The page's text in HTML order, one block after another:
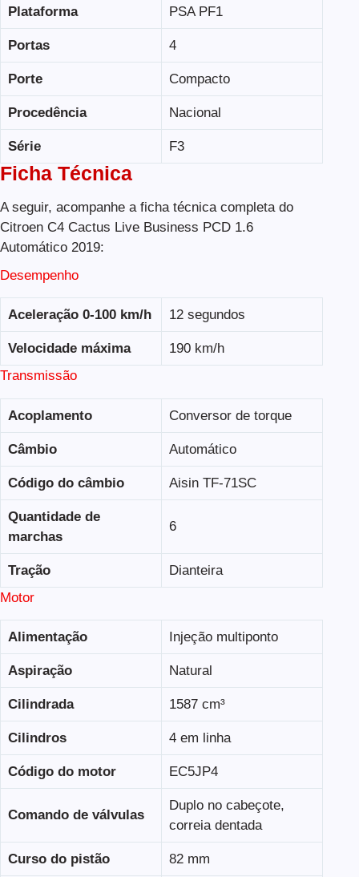
Plataforma PSA PF1
Portas 4
Porte Compacto
Procedência Nacional
Série F3
Ficha Técnica
A seguir, acompanhe a ficha técnica completa do
Citroen C4 Cactus Live Business PCD 1.6
Automático 2019:
Desempenho
Aceleração 0-100 km/h 12 segundos
Velocidade máxima
190 km/h
Transmissão
Acoplamento Conversor de torque
Câmbio Automático
Código do câmbio Aisin TF-71SC
Quantidade de
marchas
6
Tração
Dianteira
Motor
Alimentação Injeção multiponto
Aspiração Natural
Cilindrada 1587 cm³
Cilindros 4 em linha
Código do motor EC5JP4
Comando de válvulas
Duplo no cabeçote,
correia dentada
Curso do pistão 82 mm